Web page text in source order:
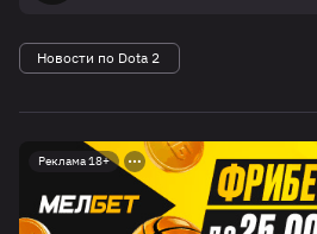
Новости по Dota 2
Реклама 18+